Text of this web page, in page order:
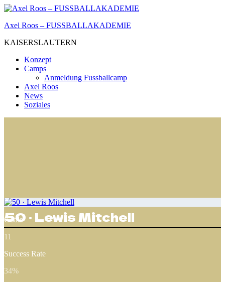
Zum
springen
Axel Roos – FUSSBALLAKADEMIE
KAISERSLAUTERN
Konzept
Camps
Anmeldung Fussballcamp
Axel Roos
News
Soziales
50 · Lewis Mitchell
Goals
11
Success Rate
34%